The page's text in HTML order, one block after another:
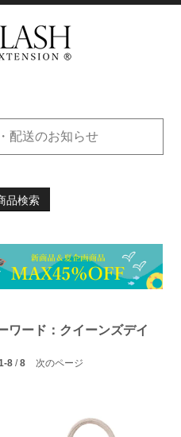
配送のお知らせ
品検索
ワード：クイーンズデイ
8 /8 次のページ